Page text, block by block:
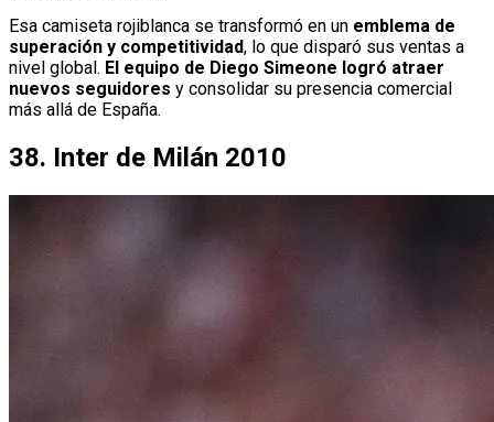
Esa camiseta rojiblanca se transformó en un emblema de
superación y competitividad, lo que disparó sus ventas a
nivel global. El equipo de Diego Simeone logró atraer
nuevos seguidores y consolidar su presencia comercial
más allá de España.
38. Inter de Milán 2010